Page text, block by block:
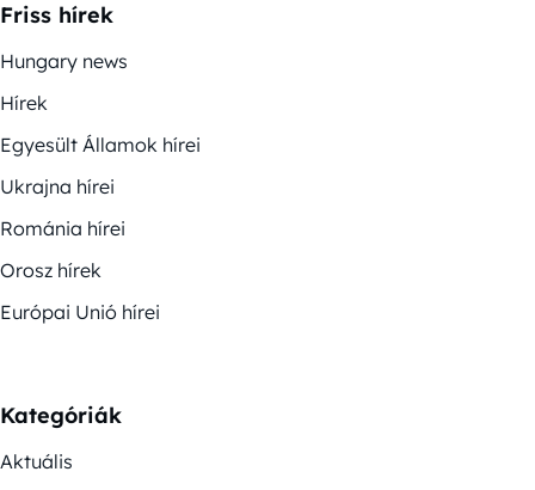
Friss hírek
Hungary news
Hírek
Egyesült Államok hírei
Ukrajna hírei
Románia hírei
Orosz hírek
Európai Unió hírei
Kategóriák
Aktuális